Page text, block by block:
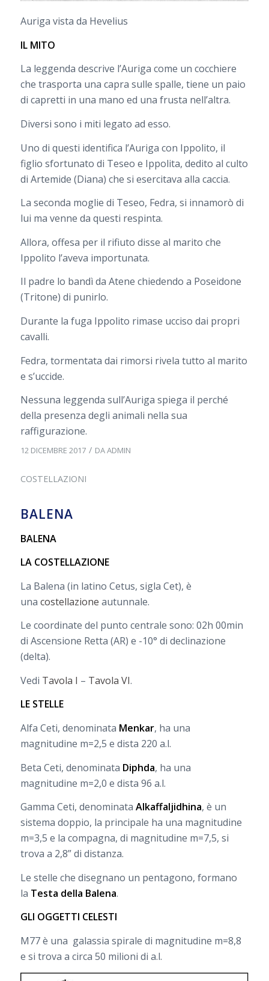
Auriga vista da Hevelius
IL MITO
La leggenda descrive l’Auriga come un cocchiere
che trasporta una capra sulle spalle, tiene un paio
di capretti in una mano ed una frusta nell’altra.
Diversi sono i miti legato ad esso.
Uno di questi identifica l’Auriga con Ippolito, il
figlio sfortunato di Teseo e Ippolita, dedito al culto
di Artemide (Diana) che si esercitava alla caccia.
La seconda moglie di Teseo, Fedra, si innamorò di
lui ma venne da questi respinta.
Allora, offesa per il rifiuto disse al marito che
Ippolito l’aveva importunata.
Il padre lo bandì da Atene chiedendo a Poseidone
(Tritone) di punirlo.
Durante la fuga Ippolito rimase ucciso dai propri
cavalli.
Fedra, tormentata dai rimorsi rivela tutto al marito
e s’uccide.
Nessuna leggenda sull’Auriga spiega il perché
della presenza degli animali nella sua
raffigurazione.
12 DICEMBRE 2017 / DAADMIN
COSTELLAZIONI
BALENA
BALENA
LA COSTELLAZIONE
La Balena (in latino Cetus, sigla Cet), è
una costellazione autunnale.
Le coordinate del punto centrale sono: 02h 00min
di Ascensione Retta (AR) e -10° di declinazione
(delta).
Vedi Tavola I – Tavola VI.
LE STELLE
Alfa Ceti, denominata Menkar, ha una
magnitudine m=2,5 e dista 220 a.l.
Beta Ceti, denominata Diphda, ha una
magnitudine m=2,0 e dista 96 a.l.
Gamma Ceti, denominata Alkaffaljidhina, è un
sistema doppio, la principale ha una magnitudine
m=3,5 e la compagna, di magnitudine m=7,5, si
trova a 2,8” di distanza.
Le stelle che disegnano un pentagono, formano
la Testa della Balena.
GLI OGGETTI CELESTI
M77 è una galassia spirale di magnitudine m=8,8
e si trova a circa 50 milioni di a.l.